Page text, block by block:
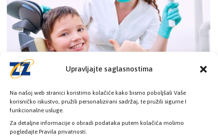
Upravljajte saglasnostima
Na našoj web stranici koristimo kolačiće kako bismo poboljšali Vaše
korisničko iskustvo, pružili personalizirani sadržaj, te pružili sigurne I
funkcionalne usluge.
Za detaljne informacije o obradi podataka putem kolačića molimo
pogledajte Pravila privatnosti.
nKLIK: Medicinske informacije djece na
telefonima roditelja
Digitalna usluga nKLIK omogućava roditeljima da